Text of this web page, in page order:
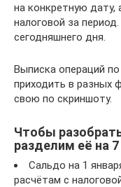
на конкретную
налоговой за
сегодняшнего дня.
Выписка операций
приходить в разных
свою по скриншоту.
Чтобы
разделим её на
Сальдо на 1
расчётам с